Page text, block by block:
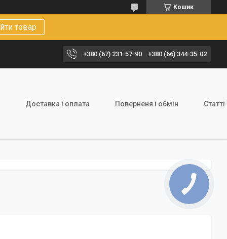
Кошик
товар
+380 (67) 231-57-90 +380 (66) 344-35-02
Доставка і оплата Поверненя і обмін Статті